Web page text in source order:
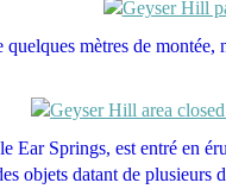
mètres de montée,
Ear Springs, est entré en
objets datant de plusieurs